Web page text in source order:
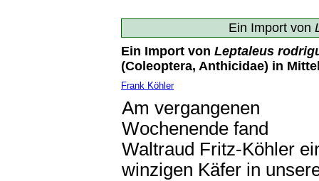
Ein Import von
Ein Import von Leptaleus
(Coleoptera, Anthicidae) in
Frank Köhler
Am vergangenen
Wochenende fand
Waltraud Fritz-Köhler
winzigen Käfer in